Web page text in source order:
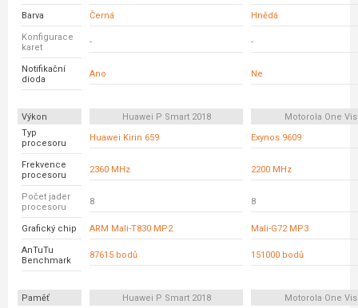
Barva Černá Hnědá
Konfigurace
karet
- -
Notifikační
dioda
Ano Ne
Výkon Huawei P Smart 2018
Motorola One
Typ
procesoru
Huawei Kirin 659 Exynos 9609
Frekvence
procesoru
2360 MHz 2200 MHz
Počet jader
procesoru
8 8
Grafický chip ARM Mali-T830 MP2 Mali-G72 MP3
AnTuTu
Benchmark
87615 bodů 151000 bodů
Paměť Huawei P Smart 2018
Motorola One